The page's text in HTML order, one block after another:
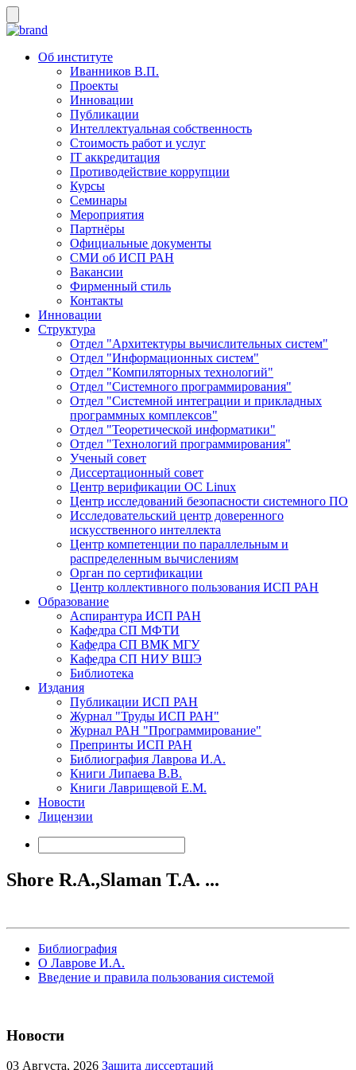
Об институте
Иванников В.П.
Проекты
Инновации
Публикации
Интеллектуальная собственность
Стоимость работ и услуг
IT аккредитация
Противодействие коррупции
Курсы
Семинары
Мероприятия
Партнёры
Официальные документы
СМИ об ИСП РАН
Вакансии
Фирменный стиль
Контакты
Инновации
Структура
Отдел "Архитектуры вычислительных систем"
Отдел "Информационных систем"
Отдел "Компиляторных технологий"
Отдел "Системного программирования"
Отдел "Системной интеграции и прикладных
программных комплексов"
Отдел "Теоретической информатики"
Отдел "Технологий программирования"
Ученый совет
Диссертационный совет
Центр верификации ОС Linux
Центр исследований безопасности системного ПО
Исследовательский центр доверенного
искусственного интеллекта
Центр компетенции по параллельным и
распределенным вычислениям
Орган по сертификации
Центр коллективного пользования ИСП РАН
Образование
Аспирантура ИСП РАН
Кафедра СП МФТИ
Кафедра СП ВМК МГУ
Кафедра СП НИУ ВШЭ
Библиотека
Издания
Публикации ИСП РАН
Журнал "Труды ИСП РАН"
Журнал РАН "Программирование"
Препринты ИСП РАН
Библиография Лаврова И.А.
Книги Липаева В.В.
Книги Лаврищевой Е.М.
Новости
Лицензии
Shore R.A.,Slaman T.A. ...
Библиография
О Лаврове И.А.
Введение и правила пользования системой
Новости
03 Августа, 2026 Защита диссертаций